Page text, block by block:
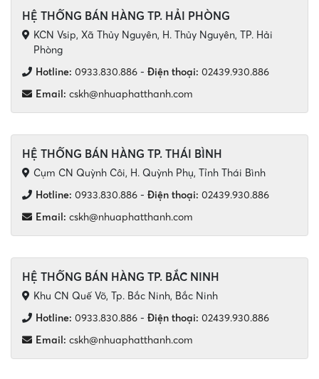
HỆ THỐNG BÁN HÀNG TP. HẢI PHÒNG
KCN Vsip, Xã Thủy Nguyên, H. Thủy Nguyên, TP. Hải
Phòng
Hotline: 0933.830.886 - Điện thoại: 02439.930.886
Email: cskh@nhuaphatthanh.com
HỆ THỐNG BÁN HÀNG TP. THÁI BÌNH
Cụm CN Quỳnh Côi, H. Quỳnh Phụ, Tỉnh Thái Bình
Hotline: 0933.830.886 - Điện thoại: 02439.930.886
Email: cskh@nhuaphatthanh.com
HỆ THỐNG BÁN HÀNG TP. BẮC NINH
Khu CN Quế Võ, Tp. Bắc Ninh, Bắc Ninh
Hotline: 0933.830.886 - Điện thoại: 02439.930.886
Email: cskh@nhuaphatthanh.com